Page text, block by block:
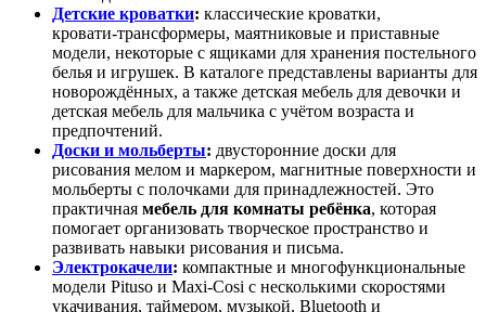
Детские кроватки: классические кроватки,
кровати‑трансформеры, маятниковые и приставные
модели, некоторые с ящиками для хранения постельного
белья и игрушек. В каталоге представлены варианты для
новорождённых, а также детская мебель для девочки и
детская мебель для мальчика с учётом возраста и
предпочтений.
Доски и мольберты: двусторонние доски для
рисования мелом и маркером, магнитные поверхности и
мольберты с полочками для принадлежностей. Это
практичная мебель для комнаты ребёнка, которая
помогает организовать творческое пространство и
развивать навыки рисования и письма.
Электрокачели: компактные и многофункциональные
модели Pituso и Maxi‑Cosi с несколькими скоростями
укачивания, таймером, музыкой, Bluetooth и